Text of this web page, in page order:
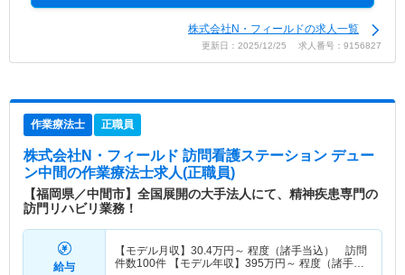
株式会社N・フィールドの求人一覧
更新日：2025/12/25 求人番号：9156827
作業療法士 正職員
株式会社N・フィールド 訪問看護ステーション デュー
ン中間の作業療法士求人(正職員)
【福岡県／中間市】全国展開の大手法人にて、精神疾患専門の
訪門リハビリ業務！
給与
【モデル月収】 30.4万円～ 程度（諸手当込） 訪問
件数100件 【モデル年収】 395万円～ 程度（諸手当